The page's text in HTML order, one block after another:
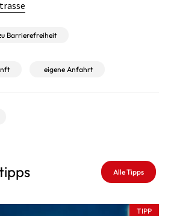
Barrierefreiheit
eigene Anfahrt
Alle Tipps
TIPP